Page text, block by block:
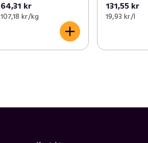
64,31 kr
107,18 kr /kg
131,55 kr
19,93 kr /l